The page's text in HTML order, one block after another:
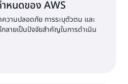
หนดของ AWS
วามปลอดภัย การระบุตัวตน และ
ลายเป็นปัจจัยสำคัญในการดำเนิน